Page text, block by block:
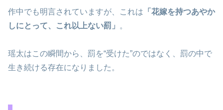
作中でも明言されていますが、これは 「花嫁を持つあやか
しにとって、これ以上ない罰」
。
瑶太はこの瞬間から、罰を“受けた”のではなく、罰の中で
生き続ける存在になりました。